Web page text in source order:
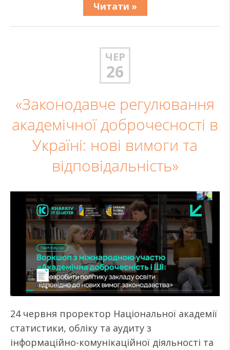
Читати »
ЧЕР
26
«Законодавче регулювання
академічної доброчесності в
Україні: нові вимоги та
відповідальність»
24 червня проректор Національної академії
статистики, обліку та аудиту з
інформаційно-комунікаційної діяльності та